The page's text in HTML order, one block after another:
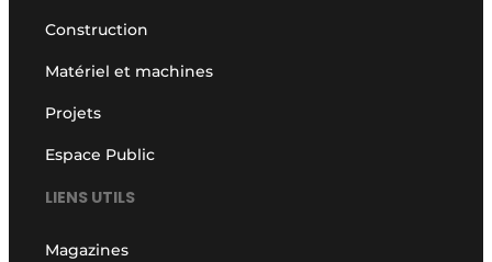
Construction
Matériel et machines
Projets
Espace Public
LIENS UTILS
Magazines